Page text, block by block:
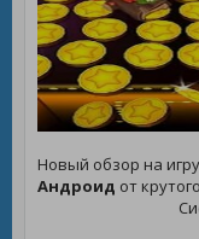
Новый обзор на игру
Андроид от